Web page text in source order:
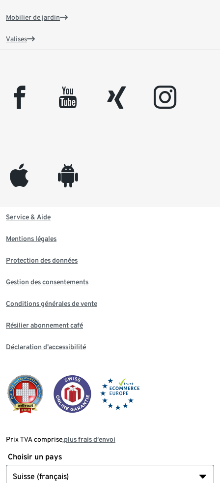
Mobilier de jardin
Valises
facebook youtube xing instagram
appleinc android
Service & Aide
Mentions légales
Protection des données
Gestion des consentements
Conditions générales de vente
Résilier abonnement café
Déclaration d'accessibilité
Prix TVA comprise,plus frais d‘envoi
Choisir un pays
Suisse (français)